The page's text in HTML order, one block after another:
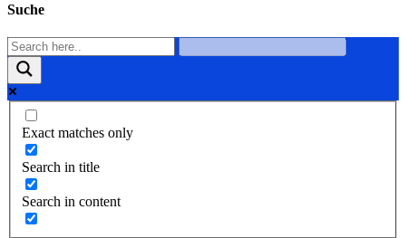
Suche
Exact matches only
Search in title
Search in content